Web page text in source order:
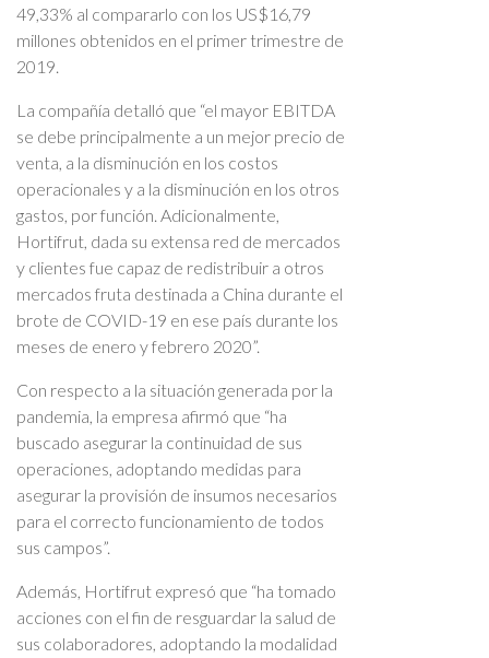
49,33% al compararlo con los US$16,79
millones obtenidos en el primer trimestre de
2019.
La compañía detalló que “el mayor EBITDA
se debe principalmente a un mejor precio de
venta, a la disminución en los costos
operacionales y a la disminución en los otros
gastos, por función. Adicionalmente,
Hortifrut, dada su extensa red de mercados
y clientes fue capaz de redistribuir a otros
mercados fruta destinada a China durante el
brote de COVID-19 en ese país durante los
meses de enero y febrero 2020”.
Con respecto a la situación generada por la
pandemia, la empresa afirmó que “ha
buscado asegurar la continuidad de sus
operaciones, adoptando medidas para
asegurar la provisión de insumos necesarios
para el correcto funcionamiento de todos
sus campos”.
Además, Hortifrut expresó que “ha tomado
acciones con el fin de resguardar la salud de
sus colaboradores, adoptando la modalidad